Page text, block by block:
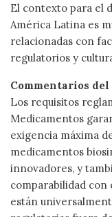
El contexto para el
América Latina es
relacionadas con
regulatorios y
Commentarios
Los requisitos
Medicamentos
exigencia máxima
medicamentos
innovadores, y
comparabilidad
están